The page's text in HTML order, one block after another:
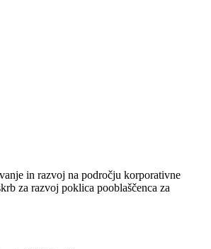
in razvoj na področju korporativne
za razvoj poklica pooblaščenca za